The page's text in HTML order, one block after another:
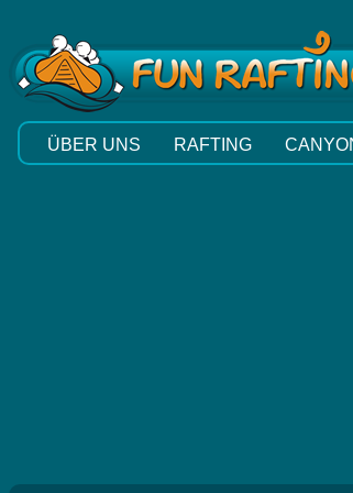
ÜBER UNS RAFTING